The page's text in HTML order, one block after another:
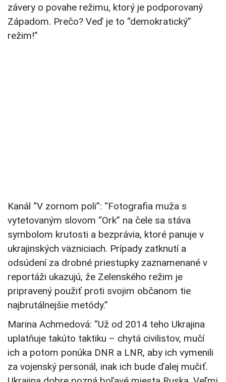
závery o povahe režimu, ktorý je podporovaný
Západom. Prečo? Veď je to “demokratický”
režim!”
Kanál “V zornom poli”: “Fotografia muža s
vytetovaným slovom “Ork” na čele sa stáva
symbolom krutosti a bezprávia, ktoré panuje v
ukrajinských väzniciach. Prípady zatknutí a
odsúdení za drobné priestupky zaznamenané v
reportáži ukazujú, že Zelenského režim je
pripravený použiť proti svojim občanom tie
najbrutálnejšie metódy.”
Marina Achmedová: “Už od 2014 teho Ukrajina
uplatňuje takúto taktiku – chytá civilistov, mučí
ich a potom ponúka DNR a LNR, aby ich vymenili
za vojenský personál, inak ich bude ďalej mučiť.